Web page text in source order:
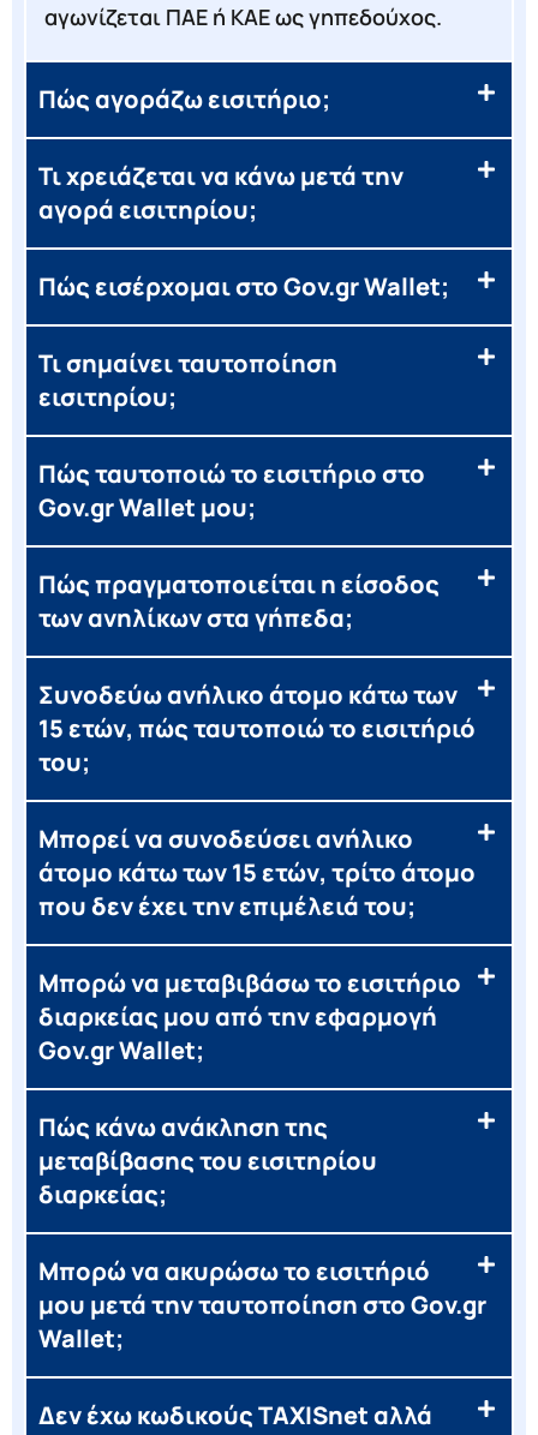
αγωνίζεται ΠΑΕ ή ΚΑΕ ως γηπεδούχος.
Πώς αγοράζω εισιτήριο;
Τι χρειάζεται να κάνω μετά την
αγορά εισιτηρίου;
Πώς εισέρχομαι στο Gov.gr Wallet;
Τι σημαίνει ταυτοποίηση
εισιτηρίου;
Πώς ταυτοποιώ το εισιτήριο στο
Gov.gr Wallet μου;
Πώς πραγματοποιείται η είσοδος
των ανηλίκων στα γήπεδα;
Συνοδεύω ανήλικο άτομο κάτω των
15 ετών, πώς ταυτοποιώ το εισιτήριό
του;
Μπορεί να συνοδεύσει ανήλικο
άτομο κάτω των 15 ετών, τρίτο άτομο
που δεν έχει την επιμέλειά του;
Μπορώ να μεταβιβάσω το εισιτήριο
διαρκείας μου από την εφαρμογή
Gov.gr Wallet;
Πώς κάνω ανάκληση της
μεταβίβασης του εισιτηρίου
διαρκείας;
Μπορώ να ακυρώσω το εισιτήριό
μου μετά την ταυτοποίηση στο Gov.gr
Wallet;
Δεν έχω κωδικούς TAXISnet αλλά